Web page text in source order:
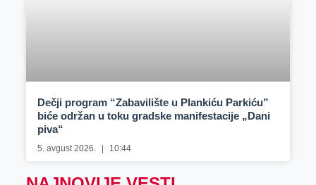
Dečji program “Zabavilište u Plankiću Parkiću”
biće održan u toku gradske manifestacije „Dani
piva“
5. avgust 2026. 10:44